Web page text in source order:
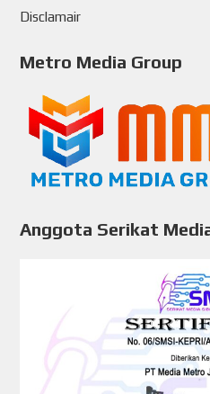
Disclamair
Metro Media Group
Anggota Serikat